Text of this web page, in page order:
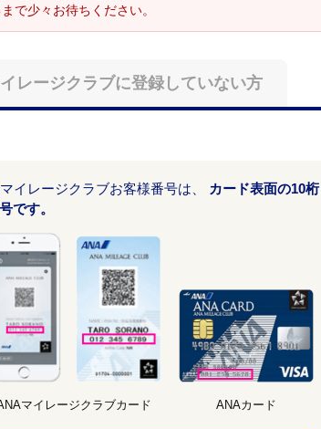
で少々お待ちください。
レージクラブに登録していない方
イレージクラブお客様番号は、
カード表面の10桁
です。
マイレージクラブカード ANAカード